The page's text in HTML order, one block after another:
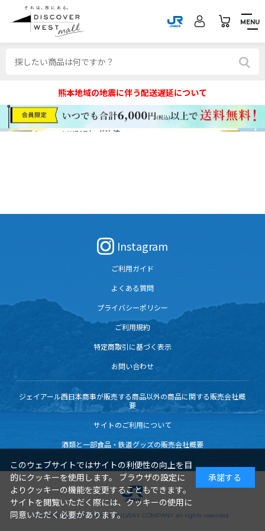
MENU
熊本地域の地震に伴う配送遅延について
Instagram
ご利用ガイド
よくある質問
プライバシーポリシー
ご利用規約
特定商取引に基づく表示
お問い合わせ
ジェイアール西日本商事が販売する商品以外の商品に関する販売会社概
要
サイトのご利用について
酒類と一部食品・鉄道グッズの販売会社概要
Copyright© WEST JAPAN RAILWAY COMPANY all rights reserved.
このウェブサイトではサイトの利便性の向上を目
的にクッキーを使用します。 ブラウザの設定に
よりクッキーの機能を変更することもできます。
サイトを閲覧いただく際には、クッキーの使用に
同意いただく必要があります。
承諾する